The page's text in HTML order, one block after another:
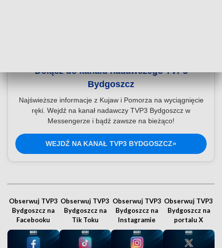
Dołącz do kanału nadawczego TVP3
Bydgoszcz
Najświeższe informacje z Kujaw i Pomorza na wyciągnięcie
ręki. Wejdź na kanał nadawczy TVP3 Bydgoszcz w
Messengerze i bądź zawsze na bieżąco!
WEJDŹ NA KANAŁ TVP3 BYDGOSZCZ»
Obserwuj TVP3
Bydgoszcz na
Facebooku
Obserwuj TVP3
Bydgoszcz na
Tik Toku
Obserwuj TVP3
Bydgoszcz na
Instagramie
Obserwuj TVP3
Bydgoszcz na
portalu X